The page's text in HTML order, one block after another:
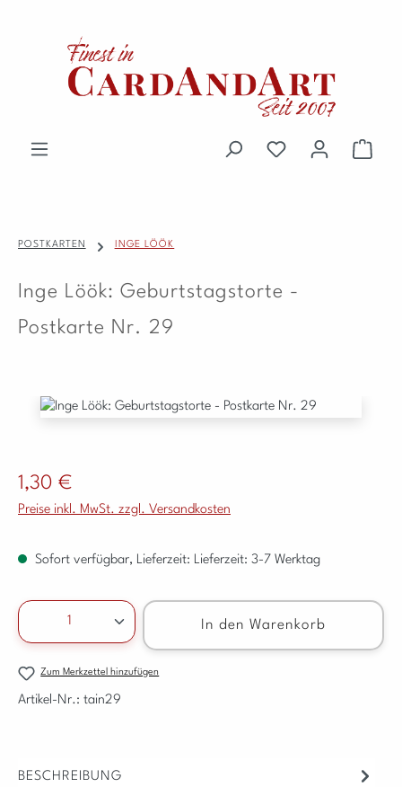
Du hast 0 Produkte
POSTKARTEN INGE LÖÖK
Inge Löök: Geburtstagstorte -
Postkarte Nr. 29
Bildergalerie überspringen
Regulärer Preis:
1,30 €
Preise inkl. MwSt. zzgl. Versandkosten
Sofort verfügbar, Lieferzeit: Lieferzeit: 3-7 Werktag
Produkt Anzahl: Gib den gewünschten Wert ein
In den Warenkorb
Zum Merkzettel hinzufügen
Artikel-Nr.: tain29
BESCHREIBUNG